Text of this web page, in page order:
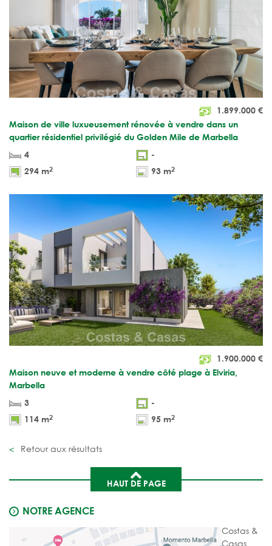
1.899.000 €
Maison de ville luxueusement rénovée à vendre dans un
quartier résidentiel privilégié du Golden Mile de Marbella
4
-
294 m2 93 m2
1.900.000 €
Maison neuve et moderne à vendre côté plage à Elviria,
Marbella
3
-
114 m2 95 m2
Retour aux résultats
HAUT DE PAGE
NOTRE AGENCE
Costas &
Casas